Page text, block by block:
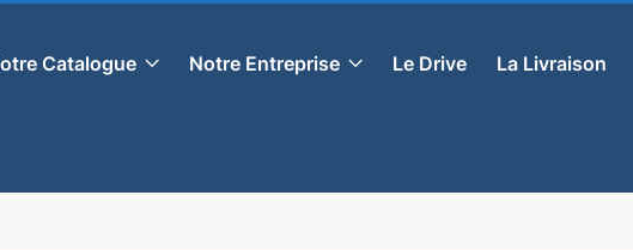
Catalogue Notre Entreprise Le Drive La Livraison